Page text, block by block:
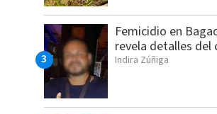
Femicidio en
revela detalles del
Indira Zúñiga